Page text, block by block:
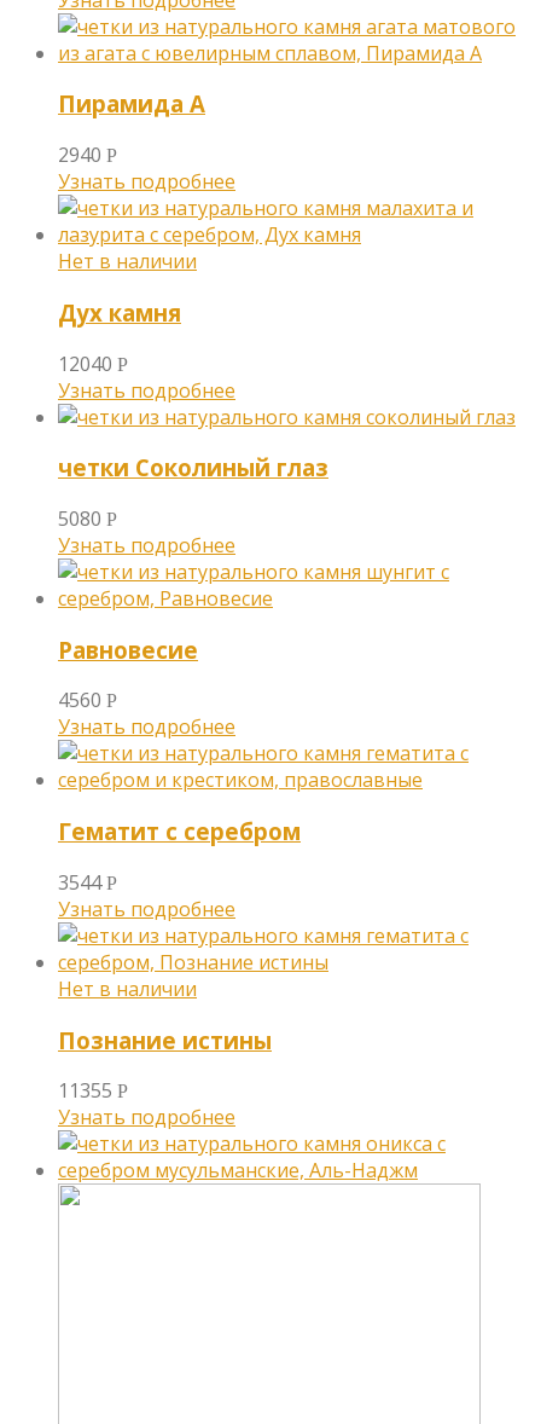
Пирамида А
2940 Р
Узнать подробнее
Дух камня
12040 Р
Узнать подробнее
четки Соколиный глаз
5080 Р
Узнать подробнее
Равновесие
4560 Р
Узнать подробнее
Гематит с серебром
3544Р
Узнать подробнее
Познание истины
11355 Р
Узнать подробнее